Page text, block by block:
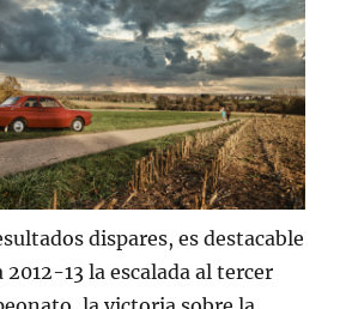
dispares, es destacable
13 la escalada al tercer